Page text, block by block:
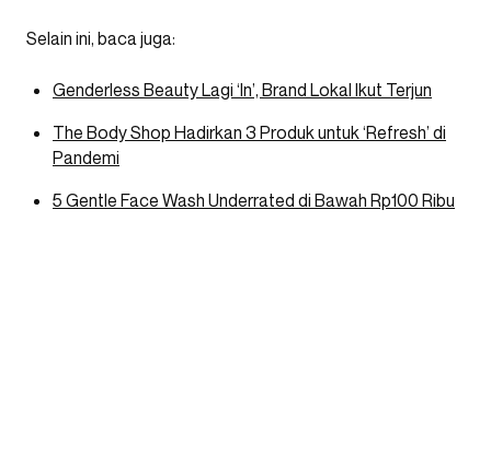
Selain ini, baca juga:
Genderless Beauty Lagi ‘In’, Brand Lokal Ikut Terjun
The Body Shop Hadirkan 3 Produk untuk ‘Refresh’ di
Pandemi
5 Gentle Face Wash Underrated di Bawah Rp100 Ribu